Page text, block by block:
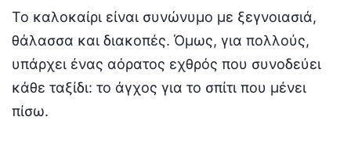
Το καλοκαίρι είναι συνώνυμο με ξεγνοιασιά,
θάλασσα και διακοπές. Όμως, για πολλούς,
υπάρχει ένας αόρατος εχθρός που συνοδεύει
κάθε ταξίδι: το άγχος για το σπίτι που μένει
πίσω.